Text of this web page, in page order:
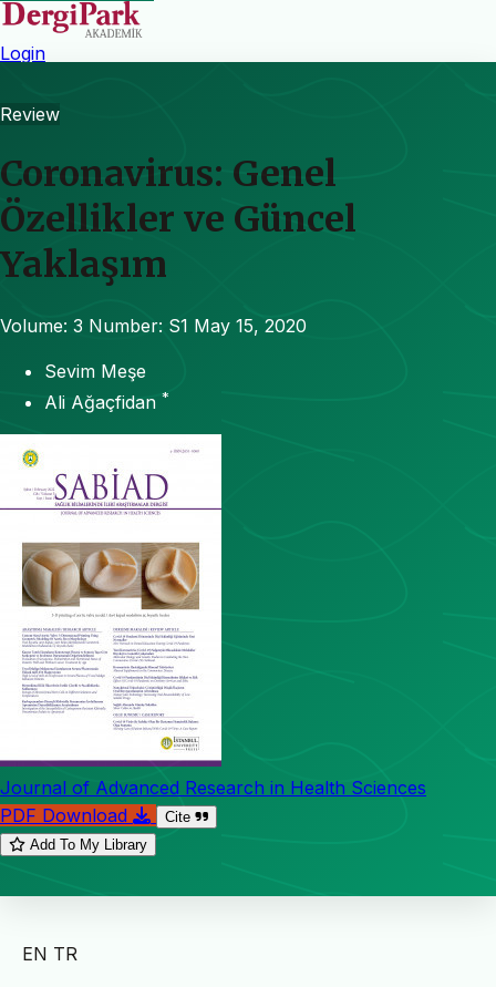
Login
Review
Coronavirus: Genel
Özellikler ve Güncel
Yaklaşım
Volume: 3 Number: S1 May 15, 2020
Sevim Meşe
Ali Ağaçfidan *
Journal of Advanced Research in Health Sciences
PDF Download
Cite
Add To My Library
EN TR